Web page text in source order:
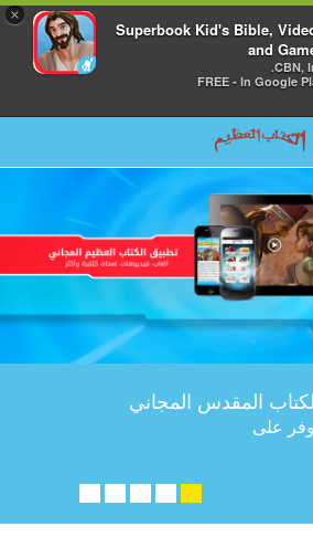
×
Superbook Kid's Bible,
and
CBN,
FREE - In Google
المقدس المجاني